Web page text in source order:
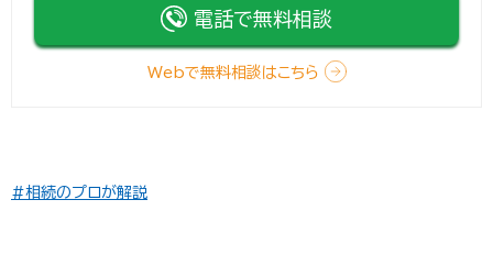
電話で無料相談
Webで無料相談はこちら
#相続のプロが解説